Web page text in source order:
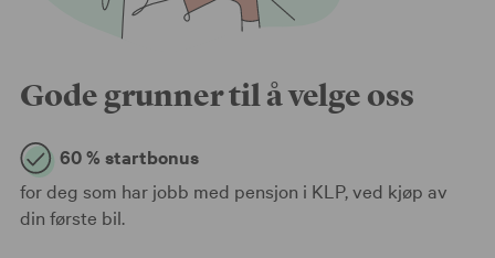
Gode grunner til å velge oss
60 % startbonus
for deg som har jobb med pensjon i KLP, ved kjøp av
din første bil.